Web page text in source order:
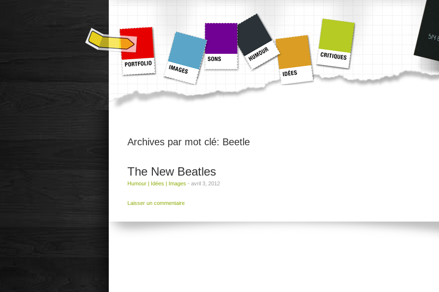
Archives par mot clé: Beetle
The New Beatles
Humour Idées Images - avril 3, 2012
Laisser un commentaire